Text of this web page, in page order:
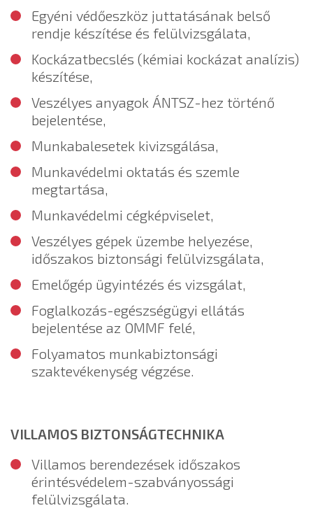
Egyéni védőeszköz juttatásának belső
rendje készítése és felülvizsgálata,
Kockázatbecslés (kémiai kockázat analízis)
készítése,
Veszélyes anyagok ÁNTSZ-hez történő
bejelentése,
Munkabalesetek kivizsgálása,
Munkavédelmi oktatás és szemle
megtartása,
Munkavédelmi cégképviselet,
Veszélyes gépek üzembe helyezése,
időszakos biztonsági felülvizsgálata,
Emelőgép ügyintézés és vizsgálat,
Foglalkozás-egészségügyi ellátás
bejelentése az OMMF felé,
Folyamatos munkabiztonsági
szaktevékenység végzése.
VILLAMOS BIZTONSÁGTECHNIKA
Villamos berendezések időszakos
érintésvédelem-szabványossági
felülvizsgálata.